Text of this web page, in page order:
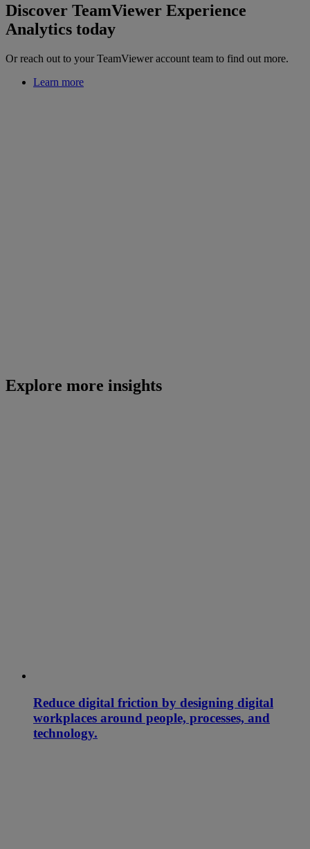
Discover TeamViewer Experience
Analytics today
Or reach out to your TeamViewer account team to find out more.
Learn more
Explore more insights
Reduce digital friction by designing digital
workplaces around people, processes, and
technology.